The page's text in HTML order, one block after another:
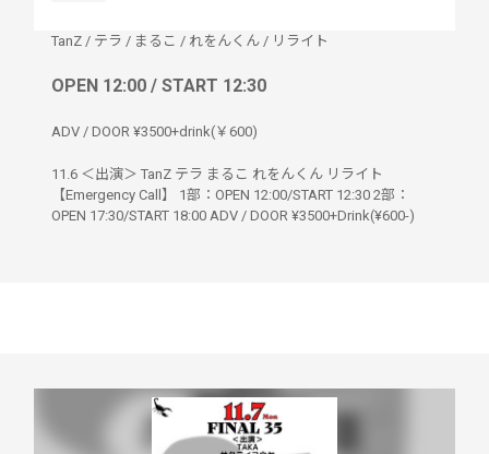
TanZ / テラ / まるこ / れをんくん / リライト
OPEN 12:00 / START 12:30
ADV / DOOR ¥3500+drink(￥600)
11.6 ＜出演＞ TanZ テラ まるこ れをんくん リライト
【Emergency Call】 1部：OPEN 12:00/START 12:30 2部：
OPEN 17:30/START 18:00 ADV / DOOR ¥3500+Drink(¥600-)